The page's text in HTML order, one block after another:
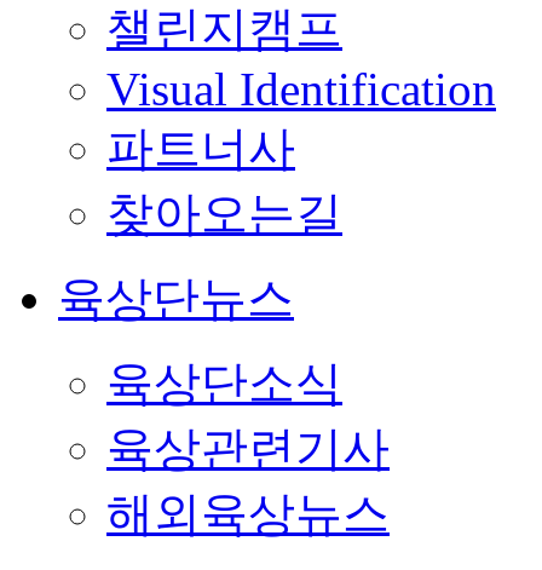
챌린지캠프
Visual Identification
파트너사
찾아오는길
육상단뉴스
육상단소식
육상관련기사
해외육상뉴스